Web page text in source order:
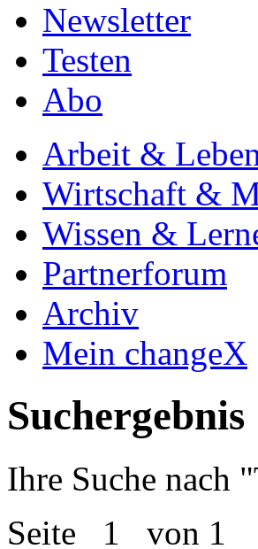
Newsletter
Testen
Abo
Arbeit &
Wirtschaft &
Wissen &
Partnerforum
Archiv
Mein changeX
Suchergebnis
Ihre Suche nach "
Seite 1 von 1